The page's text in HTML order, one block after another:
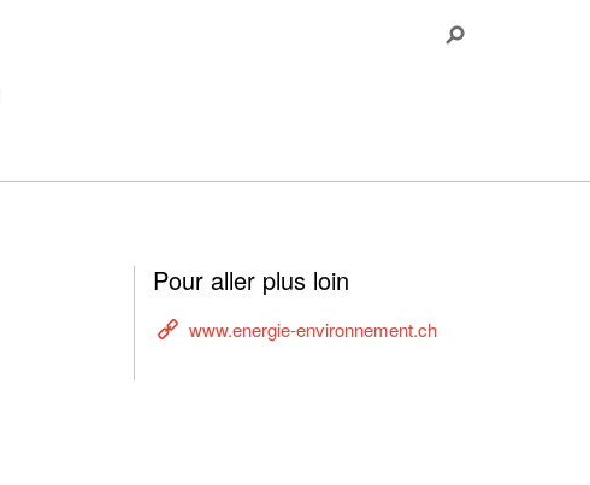
Pour aller plus loin
www.energie-environnement.ch